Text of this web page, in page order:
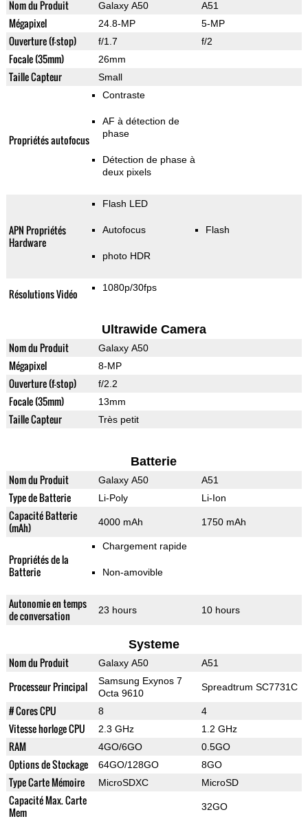
Nom du Produit Galaxy A50 A51
Mégapixel 24.8-MP 5-MP
Ouverture (f-stop) f/1.7 f/2
Focale (35mm) 26mm
Taille Capteur Small
Propriétés autofocus
Contraste
AF à détection de
phase
Détection de phase à
deux pixels
APN Propriétés
Hardware
Flash LED
Autofocus
photo HDR
Flash
Résolutions Vidéo 1080p/30fps
Ultrawide Camera
Nom du Produit Galaxy A50
Mégapixel 8-MP
Ouverture (f-stop) f/2.2
Focale (35mm) 13mm
Taille Capteur Très petit
Batterie
Nom du Produit Galaxy A50 A51
Type de Batterie Li-Poly Li-Ion
Capacité Batterie
(mAh)
4000 mAh 1750 mAh
Propriétés de la
Batterie
Chargement rapide
Non-amovible
Autonomie en temps
de conversation
23 hours 10 hours
Systeme
Nom du Produit Galaxy A50 A51
Processeur Principal
Samsung Exynos 7
Octa 9610
Spreadtrum SC7731C
# Cores CPU 8 4
Vitesse horloge CPU 2.3 GHz 1.2 GHz
RAM 4GO/6GO 0.5GO
Options de Stockage 64GO/128GO 8GO
Type Carte Mémoire MicroSDXC MicroSD
Capacité Max. Carte
Mem
32GO